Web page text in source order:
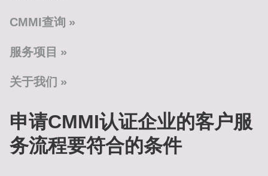
CMMI查询
服务项目
关于我们
申请CMMI认证企业的客户服
务流程要符合的条件